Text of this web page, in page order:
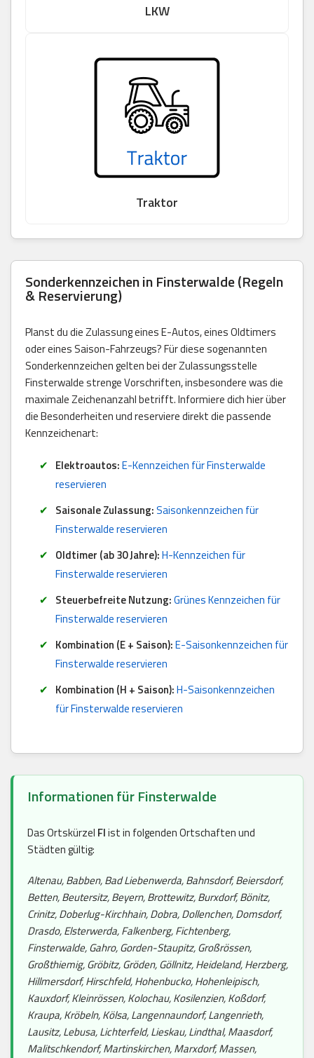
LKW
Traktor
Sonderkennzeichen in Finsterwalde (Regeln
& Reservierung)
Planst du die Zulassung eines E-Autos, eines Oldtimers
oder eines Saison-Fahrzeugs? Für diese sogenannten
Sonderkennzeichen gelten bei der Zulassungsstelle
Finsterwalde strenge Vorschriften, insbesondere was die
maximale Zeichenanzahl betrifft. Informiere dich hier über
die Besonderheiten und reserviere direkt die passende
Kennzeichenart:
Elektroautos:E-Kennzeichen für Finsterwalde
reservieren
Saisonale Zulassung:Saisonkennzeichen für
Finsterwalde reservieren
Oldtimer (ab 30 Jahre):H-Kennzeichen für
Finsterwalde reservieren
Steuerbefreite Nutzung:Grünes Kennzeichen für
Finsterwalde reservieren
Kombination (E + Saison):E-Saisonkennzeichen für
Finsterwalde reservieren
Kombination (H + Saison):H-Saisonkennzeichen
für Finsterwalde reservieren
Informationen für Finsterwalde
Das Ortskürzel FIist in folgenden Ortschaften und
Städten gültig:
Altenau, Babben, Bad Liebenwerda, Bahnsdorf, Beiersdorf,
Betten, Beutersitz, Beyern, Brottewitz, Burxdorf, Bönitz,
Crinitz, Doberlug-Kirchhain, Dobra, Dollenchen, Domsdorf,
Drasdo, Elsterwerda, Falkenberg, Fichtenberg,
Finsterwalde, Gahro, Gorden-Staupitz, Großrössen,
Großthiemig, Gröbitz, Gröden, Göllnitz, Heideland, Herzberg,
Hillmersdorf, Hirschfeld, Hohenbucko, Hohenleipisch,
Kauxdorf, Kleinrössen, Kolochau, Kosilenzien, Koßdorf,
Kraupa, Kröbeln, Kölsa, Langennaundorf, Langenrieth,
Lausitz, Lebusa, Lichterfeld, Lieskau, Lindthal, Maasdorf,
Malitschkendorf, Martinskirchen, Marxdorf, Massen,